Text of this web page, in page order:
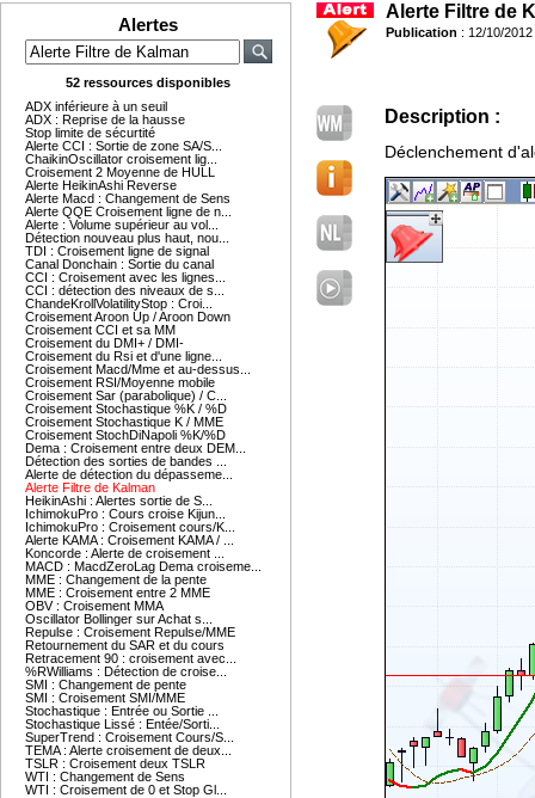
Alertes
52 ressources disponibles
ADX inférieure à un seuil
ADX : Reprise de la hausse
Stop limite de sécurtité
Alerte CCI : Sortie de zone SA/S...
ChaikinOscillator croisement lig...
Croisement 2 Moyenne de HULL
Alerte HeikinAshi Reverse
Alerte Macd : Changement de Sens
Alerte QQE Croisement ligne de n...
Alerte : Volume supérieur au vol...
Détection nouveau plus haut, nou...
TDI : Croisement ligne de signal
Canal Donchain : Sortie du canal
CCI : Croisement avec les lignes...
CCI : détection des niveaux de s...
ChandeKrollVolatilityStop : Croi...
Croisement Aroon Up / Aroon Down
Croisement CCI et sa MM
Croisement du DMI+ / DMI-
Croisement du Rsi et d'une ligne...
Croisement Macd/Mme et au-dessus...
Croisement RSI/Moyenne mobile
Croisement Sar (parabolique) / C...
Croisement Stochastique %K / %D
Croisement Stochastique K / MME
Croisement StochDiNapoli %K/%D
Dema : Croisement entre deux DEM...
Détection des sorties de bandes ...
Alerte de détection du dépasseme...
Alerte Filtre de Kalman
HeikinAshi : Alertes sortie de S...
IchimokuPro : Cours croise Kijun...
IchimokuPro : Croisement cours/K...
Alerte KAMA : Croisement KAMA / ...
Koncorde : Alerte de croisement ...
MACD : MacdZeroLag Dema croiseme...
MME : Changement de la pente
MME : Croisement entre 2 MME
OBV : Croisement MMA
Oscillator Bollinger sur Achat s...
Repulse : Croisement Repulse/MME
Retournement du SAR et du cours
Retracement 90 : croisement avec...
%RWilliams : Détection de croise...
SMI : Changement de pente
SMI : Croisement SMI/MME
Stochastique : Entrée ou Sortie ...
Stochastique Lissé : Entée/Sorti...
SuperTrend : Croisement Cours/S...
TEMA : Alerte croisement de deux...
TSLR : Croisement deux TSLR
WTI : Changement de Sens
WTI : Croisement de 0 et Stop Gl...
Alerte Filtre de
Publication : 12/10/
Description :
Déclenchement